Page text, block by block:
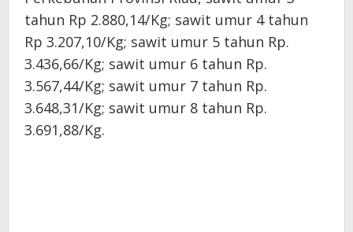
tahun Rp 2.880,14/Kg; sawit umur 4 tahun
Rp 3.207,10/Kg; sawit umur 5 tahun Rp.
3.436,66/Kg; sawit umur 6 tahun Rp.
3.567,44/Kg; sawit umur 7 tahun Rp.
3.648,31/Kg; sawit umur 8 tahun Rp.
3.691,88/Kg.